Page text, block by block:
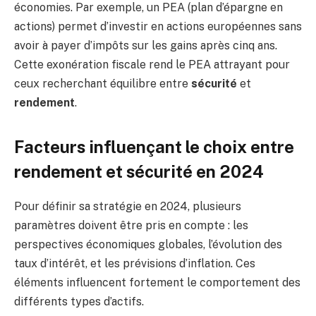
économies. Par exemple, un PEA (plan d’épargne en
actions) permet d’investir en actions européennes sans
avoir à payer d’impôts sur les gains après cinq ans.
Cette exonération fiscale rend le PEA attrayant pour
ceux recherchant équilibre entre sécurité et
rendement.
Facteurs influençant le choix entre
rendement et sécurité en 2024
Pour définir sa stratégie en 2024, plusieurs
paramètres doivent être pris en compte : les
perspectives économiques globales, l’évolution des
taux d’intérêt, et les prévisions d’inflation. Ces
éléments influencent fortement le comportement des
différents types d’actifs.